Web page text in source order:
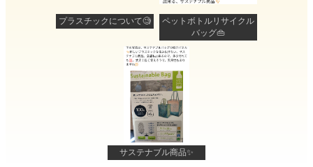
プラスチックについて🧐
ペットボトルリサイクル
バッグ👜
サステナブル商品✨